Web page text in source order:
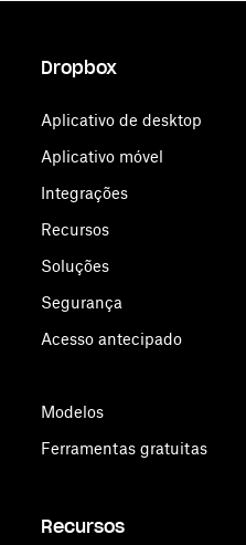
Dropbox
Aplicativo de desktop
Aplicativo móvel
Integrações
Recursos
Soluções
Segurança
Acesso antecipado
Modelos
Ferramentas gratuitas
Recursos